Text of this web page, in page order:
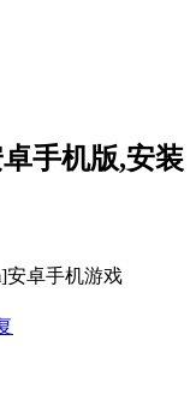
手机版,安装
安卓手机游戏